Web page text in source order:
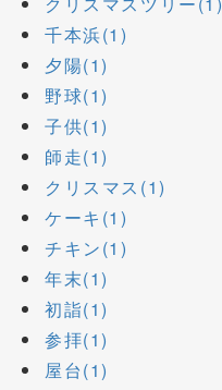
千本浜(1)
夕陽(1)
野球(1)
子供(1)
師走(1)
クリスマス(1)
ケーキ(1)
チキン(1)
年末(1)
初詣(1)
参拝(1)
屋台(1)